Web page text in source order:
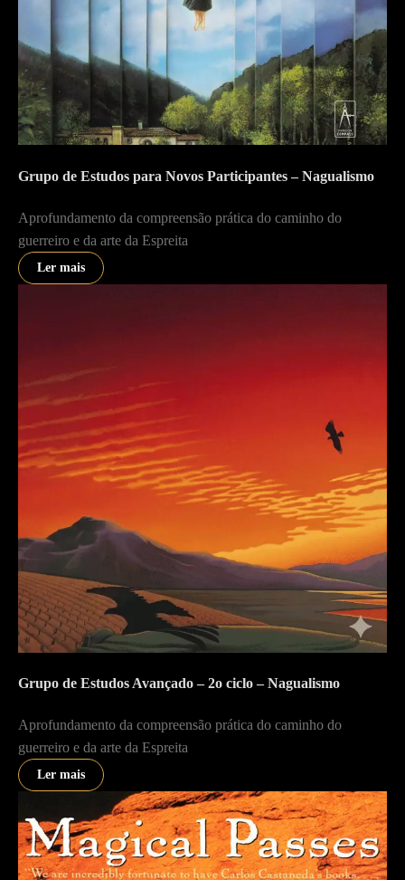
Grupo de Estudos para Novos Participantes – Nagualismo
Aprofundamento da compreensão prática do caminho do
guerreiro e da arte da Espreita
Ler mais
Grupo de Estudos Avançado – 2o ciclo – Nagualismo
Aprofundamento da compreensão prática do caminho do
guerreiro e da arte da Espreita
Ler mais